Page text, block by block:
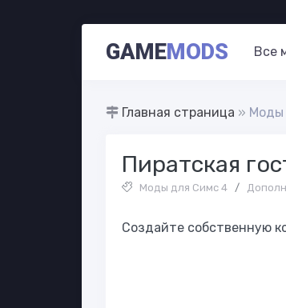
GAMEMODS Все
Главная страница » Моды
Пиратская
Моды для Симс 4 /
Создайте собственную